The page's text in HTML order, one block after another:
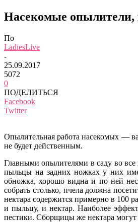
Насекомые
По
LadiesLive
-
25.09.2017
5072
0
ПОДЕЛИТЬСЯ
Facebook
Twitter
Опылительная работа насекомых —
не будет действенным.
Главными опылителями в саду во
пыльцы на задних ножках у них
обножка, хорошо видна и по ней
собрать столько, пчела должна
нектара содержится примерно в 100
и пыльцу, и нектар. Наиболее
пестики. Сборщицы же нектара могут